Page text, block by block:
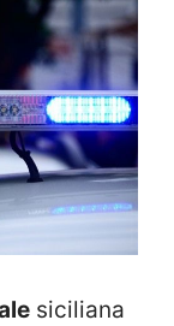
siciliana